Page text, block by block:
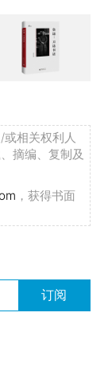
相关权利人
摘编、复制及
，获得书面
订阅